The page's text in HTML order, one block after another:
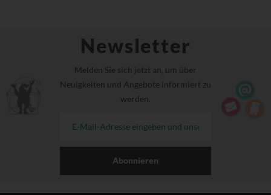
Newsletter
Melden Sie sich jetzt an, um über
Neuigkeiten und Angebote informiert zu
werden.
Abonnieren